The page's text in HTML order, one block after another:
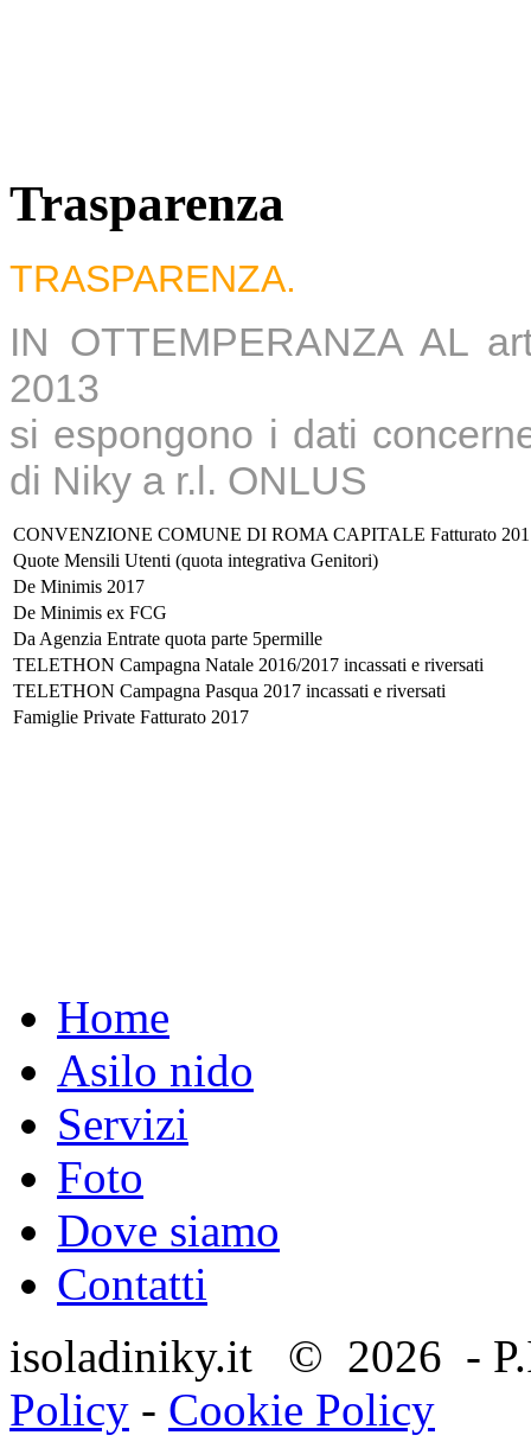
Trasparenza
TRASPARENZA.
IN OTTEMPERANZA AL
2013
si espongono i dati
di Niky a r.l. ONLUS
CONVENZIONE COMUNE DI ROMA CAPITALE Fatturato
Quote Mensili Utenti (quota integrativa Genitori)
De Minimis 2017
De Minimis ex FCG
Da Agenzia Entrate quota parte 5permille
TELETHON Campagna Natale 2016/2017 incassati e riversati
TELETHON Campagna Pasqua 2017 incassati e riversati
Famiglie Private Fatturato 2017
Home
Asilo nido
Servizi
Foto
Dove siamo
Contatti
isoladiniky.it © 2026 -
Policy - Cookie Policy